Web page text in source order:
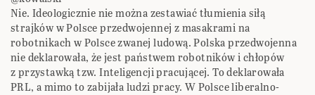
Nie. Ideologicznie nie można zestawiać tłumienia siłą
strajków w Polsce przedwojennej z masakrami na
robotnikach w Polsce zwanej ludową. Polska przedwojenna
nie deklarowała, że jest państwem robotników i chłopów
z przystawką tzw. Inteligencji pracującej. To deklarowała
PRL, a mimo to zabijała ludzi pracy. W Polsce liberalno-